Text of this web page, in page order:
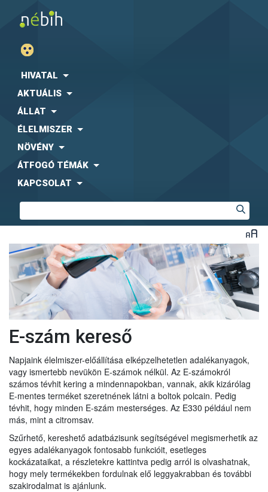
HIVATAL
AKTUÁLIS
ÁLLAT
ÉLELMISZER
NÖVÉNY
ÁTFOGÓ TÉMÁK
KAPCSOLAT
E-szám kereső
Napjaink élelmiszer-előállítása elképzelhetetlen adalékanyagok,
vagy ismertebb nevükön E-számok nélkül. Az E-számokról
számos tévhit kering a mindennapokban, vannak, akik kizárólag
E-mentes terméket szeretnének látni a boltok polcain. Pedig
tévhit, hogy minden E-szám mesterséges. Az E330 például nem
más, mint a citromsav.
Szűrhető, kereshető adatbázisunk segítségével megismerhetik az
egyes adalékanyagok fontosabb funkcióit, esetleges
kockázataikat, a részletekre kattintva pedig arról is olvashatnak,
hogy mely termékekben fordulnak elő leggyakrabban és további
szakirodalmat is ajánlunk.